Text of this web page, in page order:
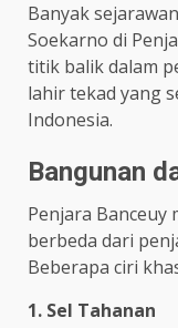
Banyak
Soekarno di
titik balik dalam
lahir tekad yang
Indonesia.
Bangunan
Penjara Banceuy
berbeda dari
Beberapa ciri
1. Sel Tahanan